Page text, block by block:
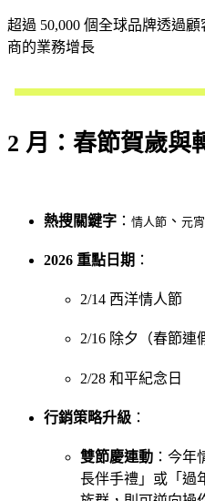
超過 50,000 個全球品牌透過
商的業務增長
2 月：春節賀歲與
熱搜關鍵字 ： 情人節 、 元宵
2026 重點日期 ：
2/14 西洋情人節
2/16 除夕（春節連
2/28 和平紀念日
行銷策略升級 ：
雙節慶連動 ：今年
長伴手禮」或「過